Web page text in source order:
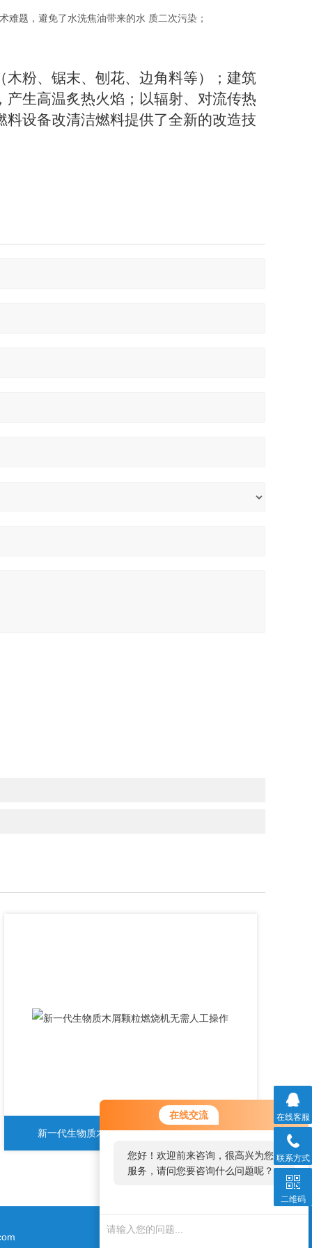
在线交流
您好！欢迎前来咨询，很高兴为您
服务，请问您要咨询什么问题呢？
好，
看您
难题，避免了水洗焦油带来的水 质二次污染；
粉、锯末、刨花、边角料等）；建筑
生高温炙热火焰；以辐射、对流传热
设备改清洁燃料提供了全新的改造技
新一代生物质木屑颗粒燃烧机无需人工操作
在线客服
联系方式
二维码